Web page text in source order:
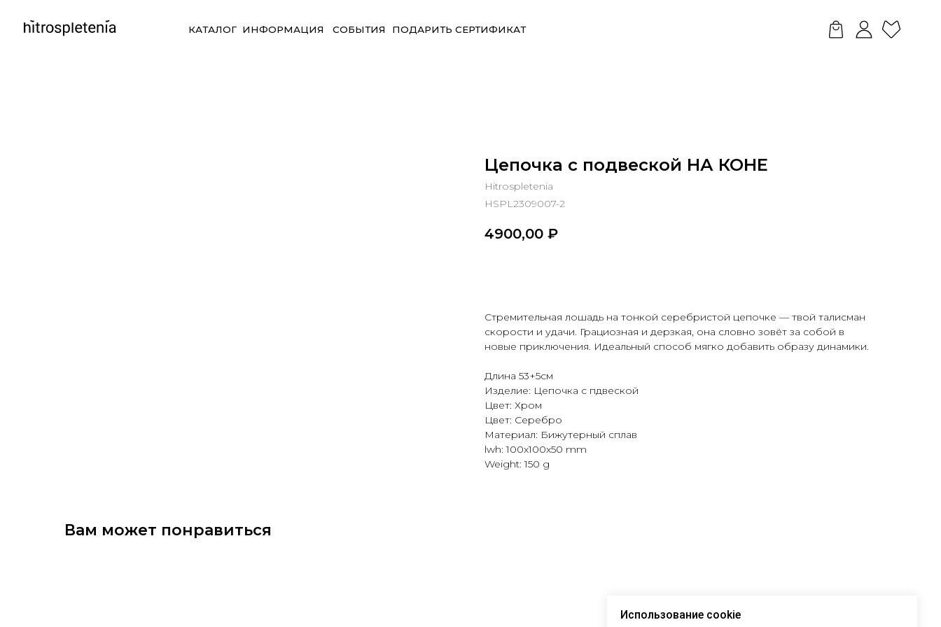
КАТАЛОГ ИНФОРМАЦИЯ СОБЫТИЯ ПОДАРИТЬ СЕРТИФИКАТ
Использование cookie
Цепочка с подвеской НА КОНЕ
Hitrospletenia
HSPL2309007-2
4900,00 ₽
Стремительная лошадь на тонкой серебристой цепочке — твой талисман
скорости и удачи. Грациозная и дерзкая, она словно зовёт за собой в
новые приключения. Идеальный способ мягко добавить образу динамики.
Длина 53+5см
Изделие: Цепочка с пдвеской
Цвет: Хром
Цвет: Серебро
Материал: Бижутерный сплав
lwh: 100x100x50 mm
Weight: 150 g
Вам может понравиться